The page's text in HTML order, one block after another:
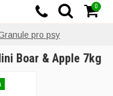
pro psy
Boar & Apple 7kg
0